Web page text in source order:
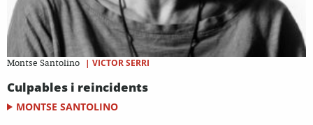
Montse Santolino | VICTOR SERRI
Culpables i reincidents
MONTSE SANTOLINO